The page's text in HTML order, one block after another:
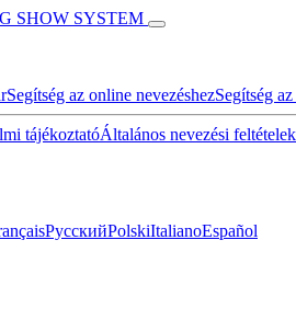
SHOW SYSTEM
Segítség az online nevezéshezSegítség
tájékoztatóÁltalános nevezési feltételek
PусскийPolskiItalianoEspañol